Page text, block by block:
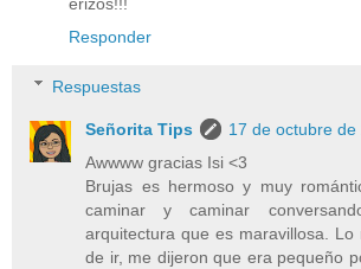
Responder
Respuestas
Señorita Tips
17 de octubre
Awwww gracias Isi <3
Brujas es hermoso y muy
caminar y caminar
arquitectura que es maravillosa.
de ir, me dijeron que era pequeño